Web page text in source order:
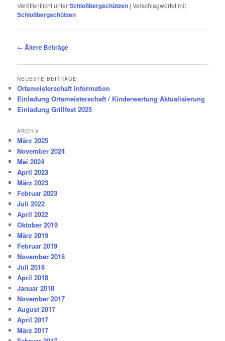
Veröffentlicht unterSchloßbergschützen |Verschlagwortet mit
Schloßbergschützen
Beitragsnavigation
← Ältere Beiträge
NEUESTE BEITRÄGE
Ortsmeisterschaft Information
Einladung Ortsmeisterschaft / Kinderwertung Aktualisierung
Einladung Grillfest 2025
ARCHIV
März 2025
November 2024
Mai 2024
April 2023
März 2023
Februar 2023
Juli 2022
April 2022
Oktober 2019
März 2019
Februar 2019
November 2018
Juli 2018
April 2018
Januar 2018
November 2017
August 2017
April 2017
März 2017